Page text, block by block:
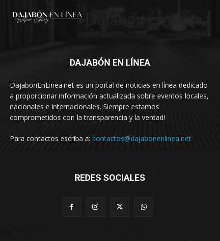
DAJABÓN EN LÍNEA
DajabonEnLinea.net es un portal de noticias en línea dedicado
a proporcionar información actualizada sobre eventos locales,
nacionales e internacionales. Siempre estamos
comprometidos con la transparencia y la verdad!
Para contactos escriba a: contactos@dajabonenlinea.net
REDES SOCIALES